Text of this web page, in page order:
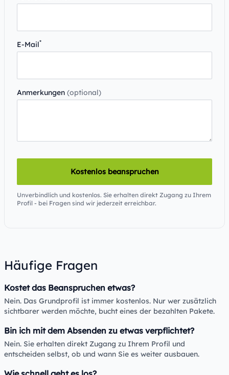
E-Mail*
Anmerkungen (optional)
Kostenlos beanspruchen
Unverbindlich und kostenlos. Sie erhalten direkt Zugang zu Ihrem
Profil - bei Fragen sind wir jederzeit erreichbar.
Häufige Fragen
Kostet das Beanspruchen etwas?
Nein. Das Grundprofil ist immer kostenlos. Nur wer zusätzlich
sichtbarer werden möchte, bucht eines der bezahlten Pakete.
Bin ich mit dem Absenden zu etwas verpflichtet?
Nein. Sie erhalten direkt Zugang zu Ihrem Profil und
entscheiden selbst, ob und wann Sie es weiter ausbauen.